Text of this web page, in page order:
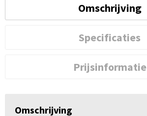
Omschrijving
Specificaties
Prijsinformatie
Omschrijving